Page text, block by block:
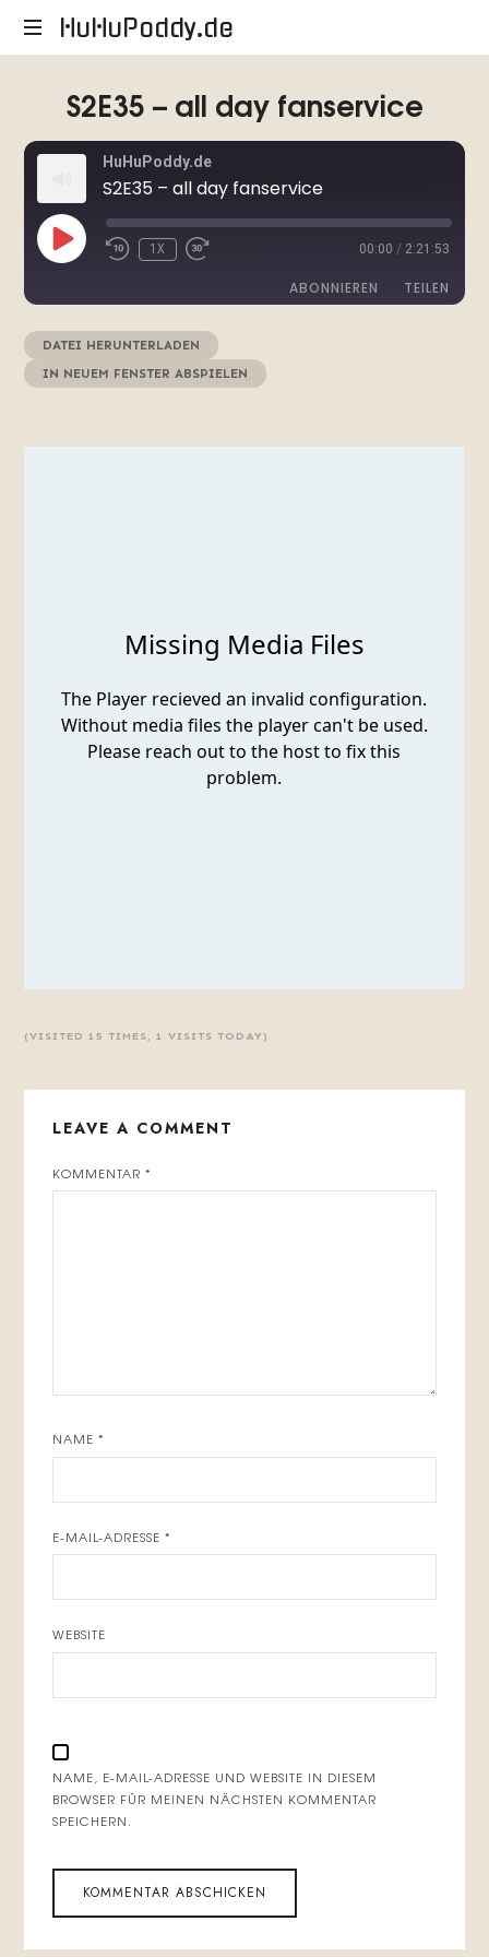
HuHuPoddy.de
HuHuPoddy.de
S2E35 – all day fanservice
HuHuPoddy.de
S2E35 – all day fanservice
PLAY
EPISODE 1X 00:00 / 2:21:53
ABONNIEREN TEILEN
RSS FEED
TEILEN
DATEI HERUNTERLADEN
IN NEUEM FENSTER ABSPIELEN
(VISITED 15 TIMES, 1 VISITS TODAY)
LEAVE A COMMENT
KOMMENTAR*
NAME*
E-MAIL-ADRESSE*
WEBSITE
NAME, E-MAIL-ADRESSE UND WEBSITE IN DIESEM
BROWSER FÜR MEINEN NÄCHSTEN KOMMENTAR
SPEICHERN.